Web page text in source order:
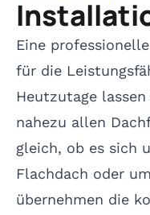
Eine
für die
Heutzutage
nahezu allen
gleich, ob es sich
Flachdach oder
übernehmen die